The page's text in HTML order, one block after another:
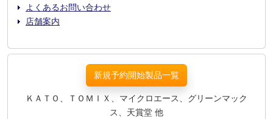
よくあるお問い合わせ
店舗案内
新規予約開始製品一覧
ＫＡＴＯ、ＴＯＭＩＸ、マイクロエース、グリーンマック
ス、天賞堂 他